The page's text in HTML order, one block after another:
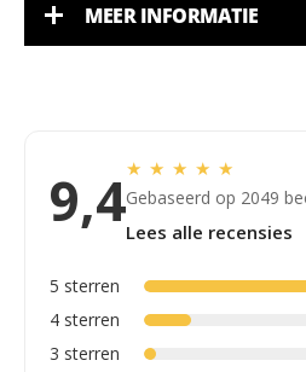
MEER INFORMATIE
9,4★ ★ ★ ★ ★
Gebaseerd op 2049
Lees alle recensies
5 sterren
4 sterren
3 sterren